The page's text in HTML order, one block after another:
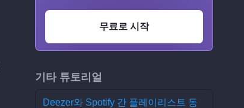
무료로 시작
기타 튜토리얼
Deezer와 Spotify 간 플레이리스트 동